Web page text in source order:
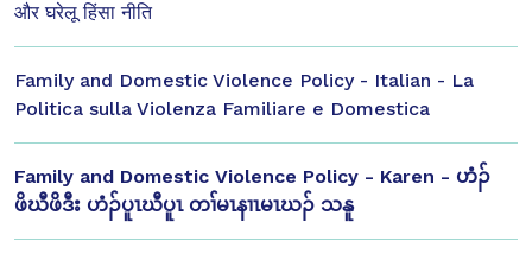
और घरेलू हिंसा नीति
Family and Domestic Violence Policy - Italian - La
Politica sulla Violenza Familiare e Domestica
Family and Domestic Violence Policy - Karen - ဟံၣ်
ဖိဃီဖိဒီး ဟံၣ်ပူၤဃီပူၤ တၢ်မၤနၢၤမၤဃၣ် သနူ